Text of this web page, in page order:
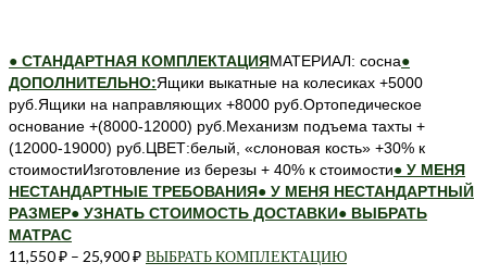
● СТАНДАРТНАЯ КОМПЛЕКТАЦИЯМАТЕРИАЛ: сосна●
ДОПОЛНИТЕЛЬНО:Ящики выкатные на колесиках +5000
руб.Ящики на направляющих +8000 руб.Ортопедическое
основание +(8000-12000) руб.Механизм подъема тахты +
(12000-19000) руб.ЦВЕТ:белый, «слоновая кость» +30% к
стоимостиИзготовление из березы + 40% к стоимости● У МЕНЯ
НЕСТАНДАРТНЫЕ ТРЕБОВАНИЯ● У МЕНЯ НЕСТАНДАРТНЫЙ
РАЗМЕР● УЗНАТЬ СТОИМОСТЬ ДОСТАВКИ● ВЫБРАТЬ
МАТРАС
11,550₽ – 25,900₽ ВЫБРАТЬ КОМПЛЕКТАЦИЮЭтот